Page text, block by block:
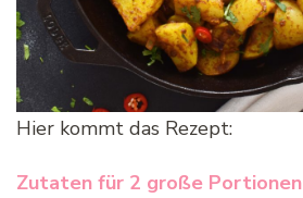
Hier kommt das Rezept:
Zutaten für 2 große Portionen